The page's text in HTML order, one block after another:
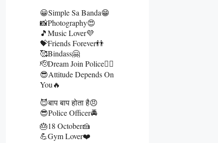
😀Simple Sa Banda😁
📸Photography😍
🎵Music Lover💜
💝Friends Forever👬
🥰Bindass🤗
🫡Dream Join Police👮‍♂️
😎Attitude Depends On
You🔥
😈बाप बाप होता है😠
😎Police Officer🚔
🎂18 October🍰
💪Gym Lover❤️